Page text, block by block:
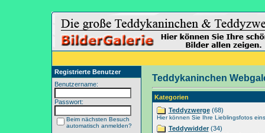
Registrierte Benutzer
Benutzername:
Passwort:
Beim nächsten Besuch
automatisch anmelden?
Teddykaninchen
Kategorien
Teddyzwerge(68)
Hier können Sie Ihre Lieblingsfotos
Teddywidder(34)